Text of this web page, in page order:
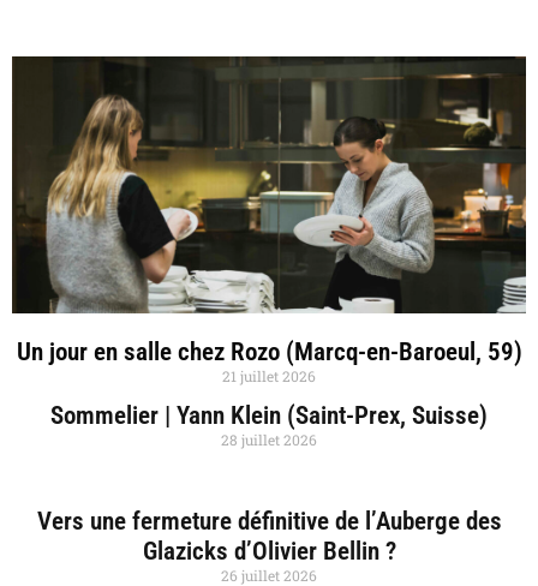
Un jour en salle chez Rozo (Marcq-en-Baroeul, 59)
21 juillet 2026
Sommelier | Yann Klein (Saint-Prex, Suisse)
28 juillet 2026
Vers une fermeture définitive de l’Auberge des
Glazicks d’Olivier Bellin ?
26 juillet 2026